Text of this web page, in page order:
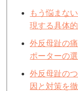
もう悩まな
現する具体
外反母趾の
ポーターの
外反母趾の
因と対策を